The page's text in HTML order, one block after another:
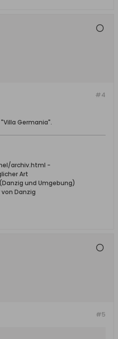
#4
Germania".
archiv.html -
Art
und Umgebung)
Danzig
#5